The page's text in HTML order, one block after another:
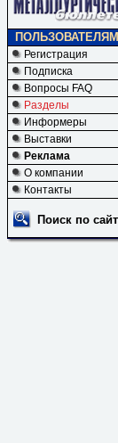
ПОЛЬЗОВАТЕЛЯМ
Регистрация
Подписка
Вопросы FAQ
Разделы
Информеры
Выставки
Реклама
О компании
Контакты
Поиск по